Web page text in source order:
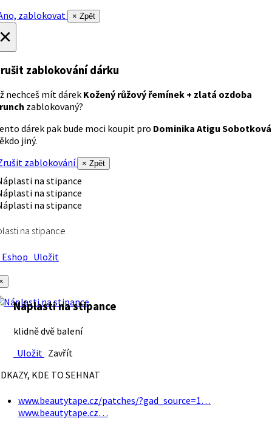
zablokovat
× Zpět
zablokování dárku
nechceš mít dárek Kožený růžový řemínek + zlatá ozdoba
zablokovaný?
dárek pak bude moci koupit pro Dominika Atigu Sobotková
jiný.
zablokování
× Zpět
na stipance
Uložit
Náplasti na stipance
klidně dvě balení
Uložit Zavřít
KDE TO SEHNAT
www.beautytape.cz/patches/?gad_source=1…
www.beautytape.cz…